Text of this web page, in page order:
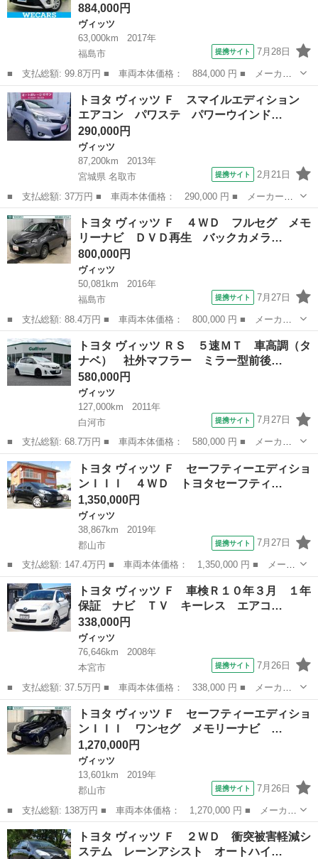
884,000円
ヴィッツ
63,000km
2017年
福島市
提携サイト 7月28日
■ 支払総額: 99.8万円 ■ 車両本体価格： 884,000 円 ■ メーカー
名： トヨタ ■ 車種名： ヴィッツ ■ グレード名： ４ＷＤジュ
エラ 新品タイヤ／保証書／純正 ＳＤナビ／トヨタセーフティセン
ス／車線逸脱...
福島 福島市 ヴィッツ
トヨタ ヴィッツ Ｆ スマイルエディション
エアコン パワステ パワーウインド…
290,000円
ヴィッツ
87,200km
2013年
宮城県 名取市
提携サイト 2月21日
■ 支払総額: 37万円 ■ 車両本体価格： 290,000 円 ■ メーカー
名： トヨタ ■ 車種名： ヴィッツ ■ グレード名： Ｆ スマイ
ルエディション エアコン パワステ パワーウインドー ナビ バ
ックモニター Ｅ...
宮城 名取市 ヴィッツ
トヨタ ヴィッツ Ｆ ４ＷＤ フルセグ メモ
リーナビ ＤＶＤ再生 バックカメラ…
800,000円
ヴィッツ
50,081km
2016年
福島市
提携サイト 7月27日
■ 支払総額: 88.4万円 ■ 車両本体価格： 800,000 円 ■ メーカー
名： トヨタ ■ 車種名： ヴィッツ ■ グレード名： Ｆ ４Ｗ
Ｄ フルセグ メモリーナビ ＤＶＤ再生 バックカメラ 衝突被害
軽減システム ...
福島 福島市 ヴィッツ
トヨタ ヴィッツ ＲＳ ５速ＭＴ 車高調（タ
ナベ） 社外マフラー ミラー型前後…
580,000円
ヴィッツ
127,000km
2011年
白河市
提携サイト 7月27日
■ 支払総額: 68.7万円 ■ 車両本体価格： 580,000 円 ■ メーカー
名： トヨタ ■ 車種名： ヴィッツ ■ グレード名： ＲＳ ５速
ＭＴ 車高調（タナベ） 社外マフラー ミラー型前後ドラレコ Ｓ
Ｄナビ（ワン...
福島 白河市 ヴィッツ
トヨタ ヴィッツ Ｆ セーフティーエディショ
ンＩＩＩ ４ＷＤ トヨタセーフティ…
1,350,000円
ヴィッツ
38,867km
2019年
郡山市
提携サイト 7月27日
■ 支払総額: 147.4万円 ■ 車両本体価格： 1,350,000 円 ■ メーカ
ー名： トヨタ ■ 車種名： ヴィッツ ■ グレード名： Ｆ セー
フティーエディションＩＩＩ ４ＷＤ トヨタセーフティーセンス
ナビＴＶ...
福島 郡山市 ヴィッツ
トヨタ ヴィッツ Ｆ 車検Ｒ１０年３月 １年
保証 ナビ ＴＶ キーレス エアコ…
338,000円
ヴィッツ
76,646km
2008年
本宮市
提携サイト 7月26日
■ 支払総額: 37.5万円 ■ 車両本体価格： 338,000 円 ■ メーカー
名： トヨタ ■ 車種名： ヴィッツ ■ グレード名： Ｆ 車検Ｒ
１０年３月 １年保証 ナビ ＴＶ キーレス エアコン パワース
テアリング ...
福島 本宮市 ヴィッツ
トヨタ ヴィッツ Ｆ セーフティーエディショ
ンＩＩＩ ワンセグ メモリーナビ …
1,270,000円
ヴィッツ
13,601km
2019年
郡山市
提携サイト 7月26日
■ 支払総額: 138万円 ■ 車両本体価格： 1,270,000 円 ■ メーカー
名： トヨタ ■ 車種名： ヴィッツ ■ グレード名： Ｆ セーフ
ティーエディションＩＩＩ ワンセグ メモリーナビ ミュージック
プレイヤー...
福島 郡山市 ヴィッツ
トヨタ ヴィッツ Ｆ ２ＷＤ 衝突被害軽減シ
ステム レーンアシスト オートハイ…